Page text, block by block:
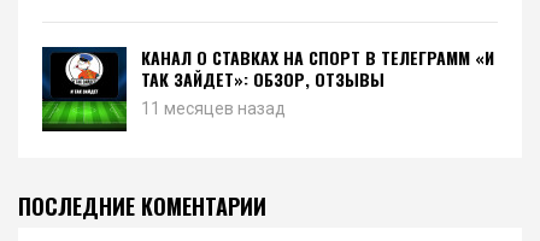
КАНАЛ О СТАВКАХ НА СПОРТ В ТЕЛЕГРАММ «И
ТАК ЗАЙДЕТ»: ОБЗОР, ОТЗЫВЫ
11 месяцев назад
ПОСЛЕДНИЕ КОМЕНТАРИИ